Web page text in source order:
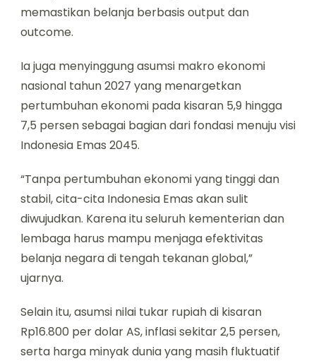
memastikan belanja berbasis output dan
outcome.
Ia juga menyinggung asumsi makro ekonomi
nasional tahun 2027 yang menargetkan
pertumbuhan ekonomi pada kisaran 5,9 hingga
7,5 persen sebagai bagian dari fondasi menuju visi
Indonesia Emas 2045.
“Tanpa pertumbuhan ekonomi yang tinggi dan
stabil, cita-cita Indonesia Emas akan sulit
diwujudkan. Karena itu seluruh kementerian dan
lembaga harus mampu menjaga efektivitas
belanja negara di tengah tekanan global,”
ujarnya.
Selain itu, asumsi nilai tukar rupiah di kisaran
Rp16.800 per dolar AS, inflasi sekitar 2,5 persen,
serta harga minyak dunia yang masih fluktuatif